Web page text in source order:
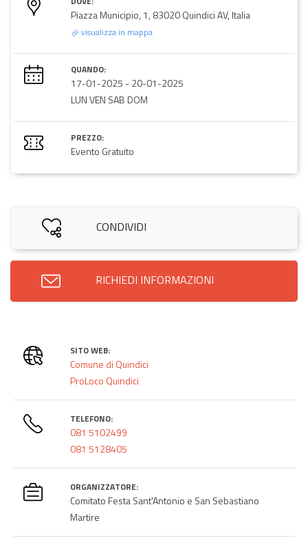
Piazza Municipio, 1, 83020 Quindici AV, Italia
visualizza in mappa
QUANDO:
17-01-2025 -20-01-2025
LUN VEN SAB DOM
PREZZO:
Evento Gratuito
CONDIVIDI
RICHIEDI INFORMAZIONI
SITO WEB:
Comune di Quindici
ProLoco Quindici
TELEFONO:
081 5102499
081 5128405
ORGANIZZATORE:
Comitato Festa Sant'Antonio e San Sebastiano
Martire